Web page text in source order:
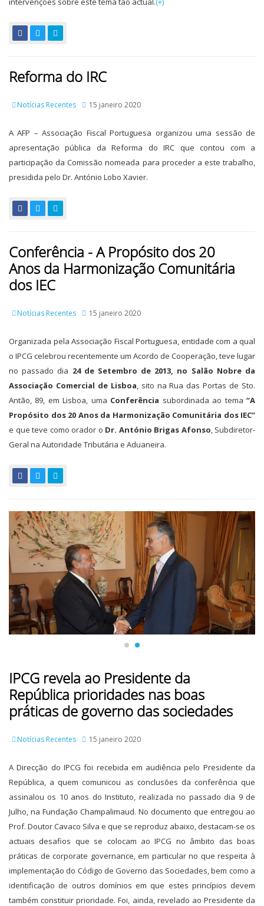
Reforma do IRC
Notícias Recentes 15 janeiro 2020
A AFP – Associação Fiscal Portuguesa organizou uma sessão de
apresentação pública da Reforma do IRC que contou com a
participação da Comissão nomeada para proceder a este trabalho,
presidida pelo Dr. António Lobo Xavier.
Conferência - A Propósito dos 20
Anos da Harmonização Comunitária
dos IEC
Notícias Recentes 15 janeiro 2020
Organizada pela Associação Fiscal Portuguesa, entidade com a qual
o IPCG celebrou recentemente um Acordo de Cooperação, teve lugar
no passado dia 24 de Setembro de 2013, no Salão Nobre da
Associação Comercial de Lisboa, sito na Rua das Portas de Sto.
Antão, 89, em Lisboa, uma Conferência subordinada ao tema“A
Propósito dos 20 Anos da Harmonização Comunitária dos IEC”
e que teve como orador o Dr. António Brigas Afonso, Subdiretor-
Geral na Autoridade Tributária e Aduaneira.
IPCG revela ao Presidente da
República prioridades nas boas
práticas de governo das sociedades
Notícias Recentes 15 janeiro 2020
A Direcção do IPCG foi recebida em audiência pelo Presidente da
República, a quem comunicou as conclusões da conferência que
assinalou os 10 anos do Instituto, realizada no passado dia 9 de
Julho, na Fundação Champalimaud. No documento que entregou ao
Prof. Doutor Cavaco Silva e que se reproduz abaixo, destacam-se os
actuais desafios que se colocam ao IPCG no âmbito das boas
práticas de corporate governance, em particular no que respeita à
implementação do Código de Governo das Sociedades, bem como a
identificação de outros domínios em que estes princípios devem
também constituir prioridade. Foi, ainda, revelado ao Presidente da